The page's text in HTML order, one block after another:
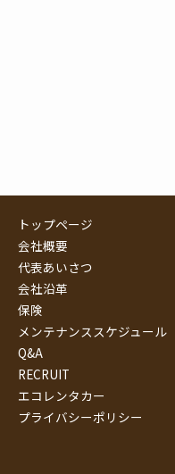
トップページ
会社概要
代表あいさつ
会社沿革
保険
メンテナンススケジュール
Q&A
RECRUIT
エコレンタカー
プライバシーポリシー